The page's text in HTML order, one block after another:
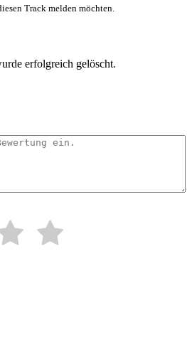
Track melden möchten.
erfolgreich gelöscht.